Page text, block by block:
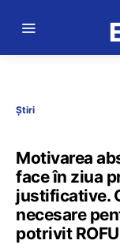
Știri
Motivarea
face în ziua
justificative.
necesare
potrivit